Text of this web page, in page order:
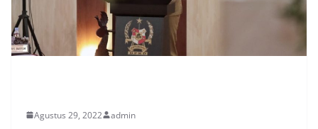
Agustus 29, 2022 admin